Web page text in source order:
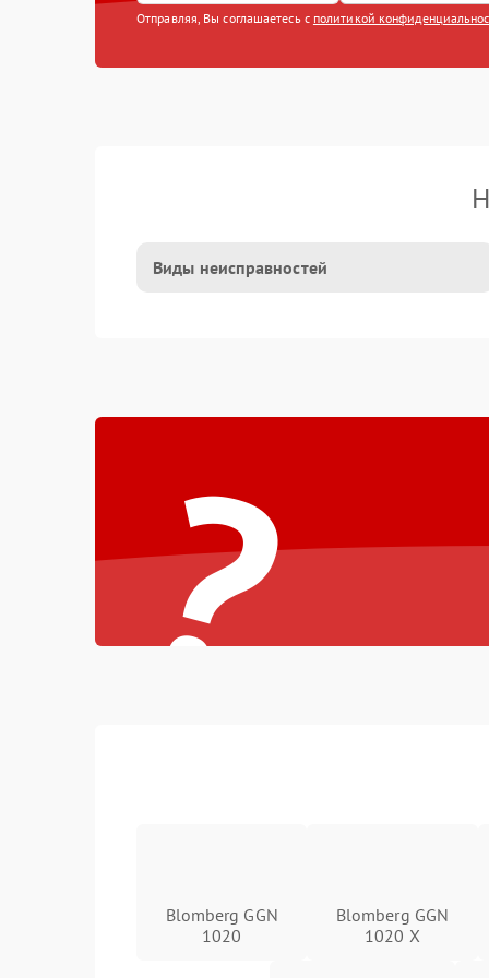
Отправляя, Вы соглашаетесь с политикой
Виды неисправностей
?
Blomberg GGN
1020
Blomberg GGN
1020 X